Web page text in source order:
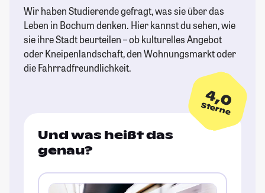
Wir haben Studierende gefragt, was sie über das
Leben in Bochum denken. Hier kannst du sehen, wie
sie ihre Stadt beurteilen – ob kulturelles Angebot
oder Kneipenlandschaft, den Wohnungsmarkt oder
die Fahrradfreundlichkeit.
4,0
Sterne
Und was heißt das
genau?